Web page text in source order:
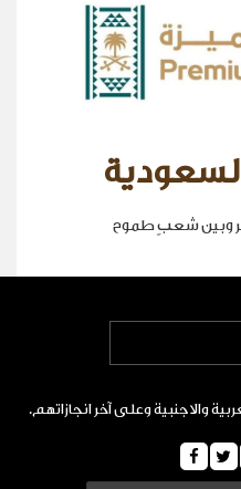
السعودية
وبين شعبٍ طموح
والاجنبية وعلى آخر انجازاتهم.